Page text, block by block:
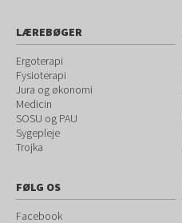
LÆREBØGER
Ergoterapi
Fysioterapi
Jura og økonomi
Medicin
SOSU og PAU
Sygepleje
Trojka
FØLG OS
Facebook